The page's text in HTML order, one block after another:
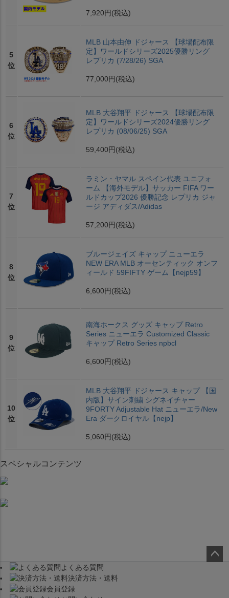
7,920円 (税込)
5
位
MLB 山本由伸 ドジャース 【球場配布限
定】ワールドシリーズ2025優勝リング
レプリカ (7/28/26) SGA
77,000円 (税込)
6
位
MLB 大谷翔平 ドジャース 【球場配布限
定】ワールドシリーズ2024優勝リング
レプリカ (08/06/25) SGA
59,400円 (税込)
7
位
ラミン・ヤマル スペイン代表 ユニフォ
ーム 【海外モデル】サッカー FIFA ワー
ルドカップ2026 優勝記念 レプリカ ジャ
ージ アディダス/Adidas
57,200円 (税込)
8
位
ブルージェイズ キャップ ニューエラ
NEW ERA MLB オーセンティック オンフ
ィールド 59FIFTY ゲーム【nejp59】
6,600円 (税込)
9
位
南海ホークス グッズ キャップ Retro
Series ニューエラ Customized Classic
キャップ Retro Series npbcl
6,600円 (税込)
10
位
MLB 大谷翔平 ドジャース キャップ 【国
内版】サイン刺繍 シグネイチャー
9FORTY Adjustable Hat ニューエラ/New
Era ダークロイヤル【nejp】
5,060円 (税込)
スペシャルコンテンツ
よくある質問
決済方法・送料
会員登録